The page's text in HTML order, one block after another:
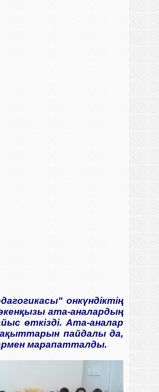
онкүндіктің
ата-аналардың
өткізді. Ата-аналар
пайдалы да,
марапатталды.